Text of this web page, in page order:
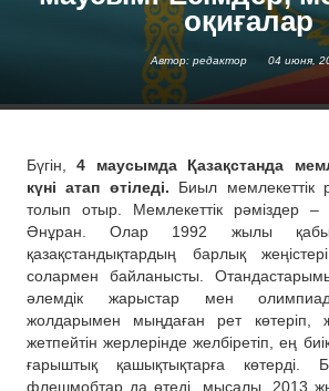
оқиғалар
Автор: редактор 04 июня,
Бүгін,4 маусымда Қазақстанда
күні атап өтіледі. Биыл мемлекеттік
толып отыр. Мемлекеттік рәміздер
Әнұран. Олар 1992 жылы
қазақстандықтардың барлық
солармен байланысты.
әлемдік жарыстар мен
жолдарымен мыңдаған рет
жетпейтін жерлерінде желбіретіп, ең
ғарыштық қашықтықтарға көтерді.
флешмобтар да өтеді, мысалы, 2013